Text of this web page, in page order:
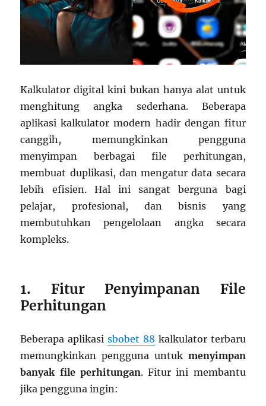
Kalkulator digital kini bukan hanya alat untuk
menghitung angka sederhana. Beberapa
aplikasi kalkulator modern hadir dengan fitur
canggih, memungkinkan pengguna
menyimpan berbagai file perhitungan,
membuat duplikasi, dan mengatur data secara
lebih efisien. Hal ini sangat berguna bagi
pelajar, profesional, dan bisnis yang
membutuhkan pengelolaan angka secara
kompleks.
1. Fitur Penyimpanan File
Perhitungan
Beberapa aplikasisbobet 88 kalkulator terbaru
memungkinkan pengguna untuk menyimpan
banyak file perhitungan. Fitur ini membantu
jika pengguna ingin: